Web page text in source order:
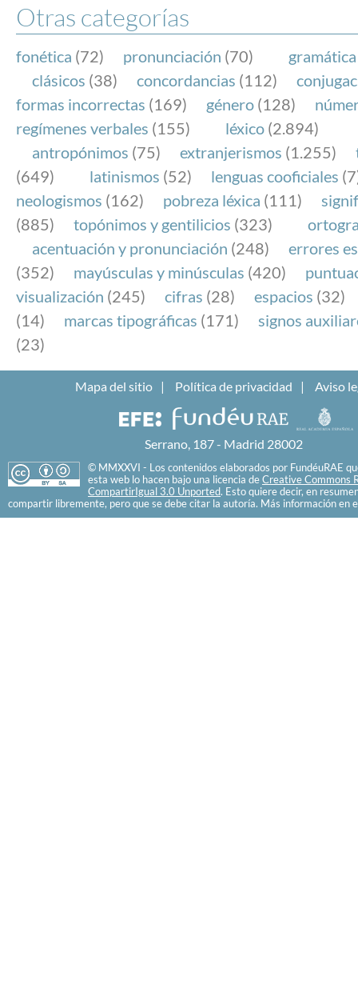
Otras categorías
fonética (72) pronunciación (70) gramática
clásicos (38) concordancias (112)
formas incorrectas (169) género (128)
regímenes verbales (155) léxico (2.894)
antropónimos (75) extranjerismos (1.255)
(649)
latinismos (52) lenguas cooficiales
neologismos (162) pobreza léxica (111)
(885)
topónimos y gentilicios (323)
acentuación y pronunciación (248)
errores
(352)
mayúsculas y minúsculas (420)
visualización (245) cifras (28) espacios (32)
(14)
marcas tipográficas (171)
signos
(23)
Mapa del sitio Política de privacidad Aviso
Serrano, 187 - Madrid 28002
© MMXXVI - Los contenidos elaborados por FundéuRAE
esta web lo hacen bajo una licencia de Creative Commons
CompartirIgual 3.0 Unported. Esto quiere decir, en
compartir libremente, pero que se debe citar la autoría. Más información en